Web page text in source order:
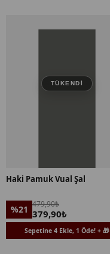
TÜKENDI
Haki Pamuk Vual Şal
%21 479,90₺
379,90₺
Sepetine 4 Ekle, 1 Öde! + 🎁